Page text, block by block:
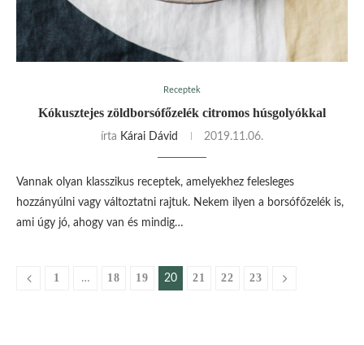
Receptek
Kókusztejes zöldborsófőzelék citromos húsgolyókkal
írta Kárai Dávid 2019.11.06.
Vannak olyan klasszikus receptek, amelyekhez felesleges
hozzányúlni vagy változtatni rajtuk. Nekem ilyen a borsófőzelék is,
ami úgy jó, ahogy van és mindig…
1 … 18 19 20 21 22 23